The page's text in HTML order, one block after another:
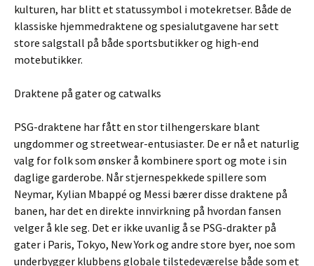
kulturen, har blitt et statussymbol i motekretser. Både de
klassiske hjemmedraktene og spesialutgavene har sett
store salgstall på både sportsbutikker og high-end
motebutikker.
Draktene på gater og catwalks
PSG-draktene har fått en stor tilhengerskare blant
ungdommer og streetwear-entusiaster. De er nå et naturlig
valg for folk som ønsker å kombinere sport og mote i sin
daglige garderobe. Når stjernespekkede spillere som
Neymar, Kylian Mbappé og Messi bærer disse draktene på
banen, har det en direkte innvirkning på hvordan fansen
velger å kle seg. Det er ikke uvanlig å se PSG-drakter på
gater i Paris, Tokyo, New York og andre store byer, noe som
underbygger klubbens globale tilstedeværelse både som et